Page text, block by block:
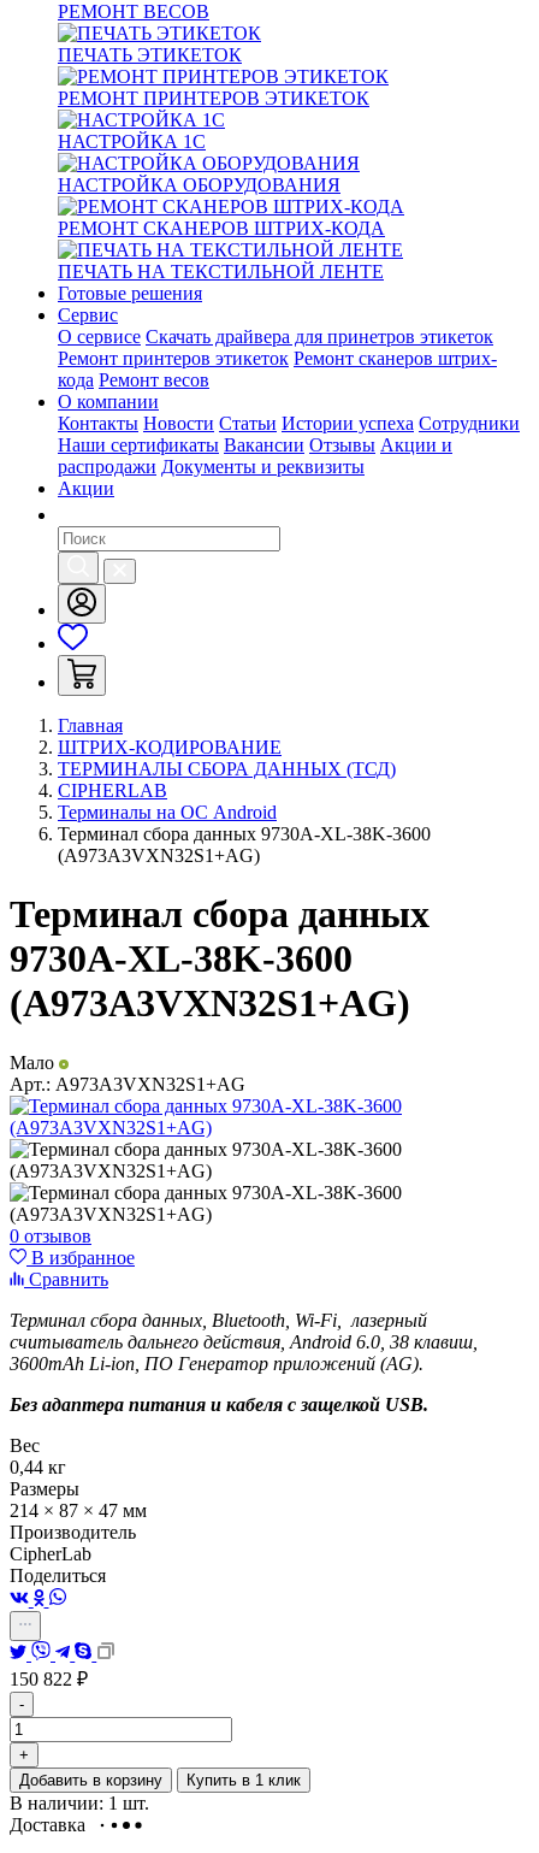
РЕМОНТ ВЕСОВ
ПЕЧАТЬ ЭТИКЕТОК
РЕМОНТ ПРИНТЕРОВ ЭТИКЕТОК
НАСТРОЙКА 1С
НАСТРОЙКА ОБОРУДОВАНИЯ
РЕМОНТ СКАНЕРОВ ШТРИХ-КОДА
ПЕЧАТЬ НА ТЕКСТИЛЬНОЙ ЛЕНТЕ
Готовые решения
Сервис
О сервисе Скачать драйвера для принетров этикеток
Ремонт принтеров этикеток Ремонт сканеров штрих-
кода Ремонт весов
О компании
Контакты Новости Статьи Истории успеха Сотрудники
Наши сертификаты Вакансии Отзывы Акции и
распродажи Документы и реквизиты
Акции
Главная
ШТРИХ-КОДИРОВАНИЕ
ТЕРМИНАЛЫ СБОРА ДАННЫХ (ТСД)
CIPHERLAB
Терминалы на ОС Android
Терминал сбора данных 9730A-XL-38K-3600
(A973A3VXN32S1+AG)
Терминал сбора данных
9730A-XL-38K-3600
(A973A3VXN32S1+AG)
Мало
Арт.: A973A3VXN32S1+AG
0 отзывов
В избранное
Сравнить
Терминал сбора данных, Bluetooth, Wi-Fi, лазерный
считыватель дальнего действия, Android 6.0, 38 клавиш,
3600mAh Li-ion, ПО Генератор приложений (AG).
Без адаптера питания и кабеля с защелкой USB.
Вес
0,44 кг
Размеры
214 × 87 × 47 мм
Производитель
CipherLab
Поделиться
150 822 ₽
-
+
Добавить в корзину
Купить в 1 клик
В наличии: 1 шт.
Доставка